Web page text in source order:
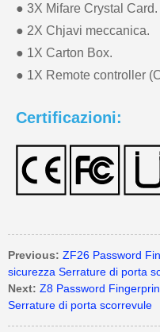
● 3X Mifare Crystal Card.
● 2X Chjavi meccanica.
● 1X Carton Box.
● 1X Remote controller
Certificazioni:
Previous: ZF26 Password
sicurezza Serrature di porta
Next: Z8 Password
Serrature di porta scorrevule